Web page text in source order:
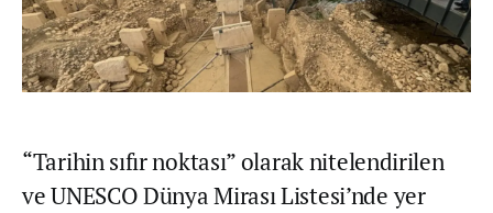
“Tarihin sıfır noktası” olarak nitelendirilen
ve UNESCO Dünya Mirası Listesi’nde yer